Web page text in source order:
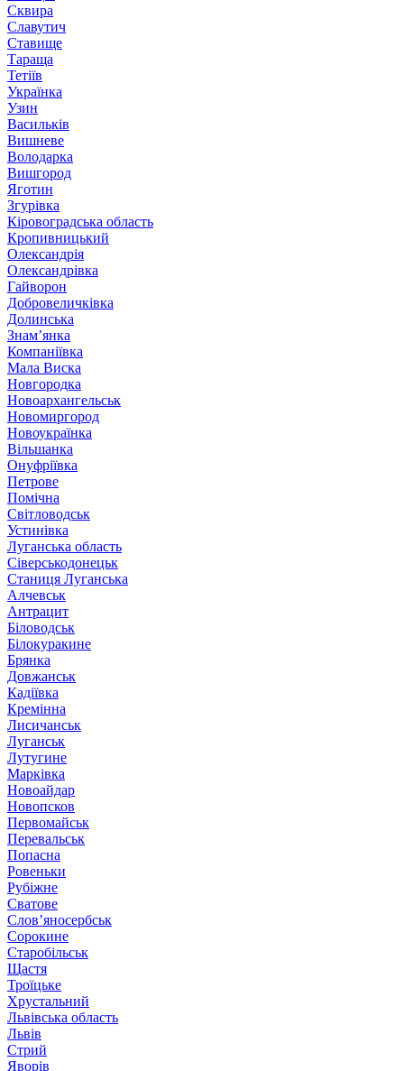
Сквира
Славутич
Ставище
Тараща
Тетіїв
Українка
Узин
Васильків
Вишневе
Володарка
Вишгород
Яготин
Згурівка
Кіровоградська область
Кропивницький
Олександрія
Олександрівка
Гайворон
Добровеличківка
Долинська
Знам’янка
Компаніївка
Мала Виска
Новгородка
Новоархангельськ
Новомиргород
Новоукраїнка
Вільшанка
Онуфріївка
Петрове
Помічна
Світловодськ
Устинівка
Луганська область
Сіверськодонецьк
Станиця Луганська
Алчевськ
Антрацит
Біловодськ
Білокуракине
Брянка
Довжанськ
Кадіївка
Кремінна
Лисичанськ
Луганськ
Лутугине
Марківка
Новоайдар
Новопсков
Первомайськ
Перевальськ
Попасна
Ровеньки
Рубіжне
Сватове
Слов’яносербськ
Сорокине
Старобільськ
Щастя
Троїцьке
Хрустальний
Львівська область
Львів
Стрий
Яворів